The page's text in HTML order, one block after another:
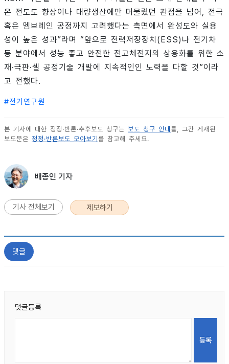
온 전도도 향상이나 대량생산에만 머물렀던 관점을 넘어, 전극
혹은 멤브레인 공정까지 고려했다는 측면에서 완성도와 실용
성이 높은 성과”라며 “앞으로 전력저장장치(ESS)나 전기차
등 분야에서 성능 좋고 안전한 전고체전지의 상용화를 위한 소
재·극판·셀 공정기술 개발에 지속적인인 노력을 다할 것”이라
고 전했다.
#전기연구원
본 기사에 대한 정정·반론·추후보도 청구는 보도 청구 안내 를, 그간 게재된
보도문은 정정·반론보도 모아보기 를 참고해 주세요.
배종인 기자
기사 전체보기 제보하기
댓글
댓글등록